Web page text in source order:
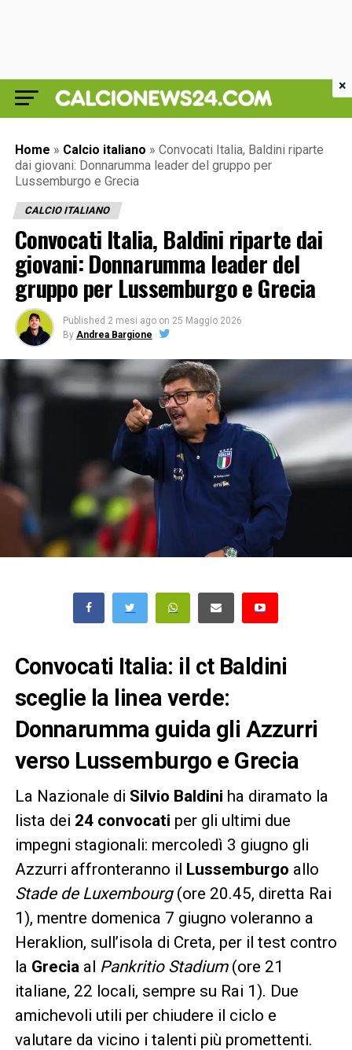
Home » Calcio italiano » Convocati Italia, Baldini riparte
dai giovani: Donnarumma leader del gruppo per
Lussemburgo e Grecia
CALCIO ITALIANO
Convocati Italia, Baldini riparte dai
giovani: Donnarumma leader del
gruppo per Lussemburgo e Grecia
Published 2 mesi ago on 25 Maggio 2026
By Andrea Bargione
Convocati Italia: il ct Baldini
sceglie la linea verde:
Donnarumma guida gli Azzurri
verso Lussemburgo e Grecia
La Nazionale di Silvio Baldini ha diramato la
lista dei 24 convocati per gli ultimi due
impegni stagionali: mercoledì 3 giugno gli
Azzurri affronteranno il Lussemburgo allo
Stade de Luxembourg(ore 20.45, diretta Rai
1), mentre domenica 7 giugno voleranno a
Heraklion, sull’isola di Creta, per il test contro
la Grecia al Pankritio Stadium(ore 21
italiane, 22 locali, sempre su Rai 1). Due
amichevoli utili per chiudere il ciclo e
valutare da vicino i talenti più promettenti.
×